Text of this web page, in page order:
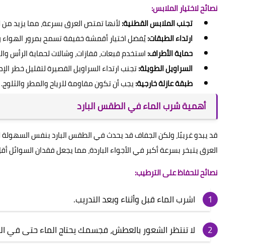
نصائح لاختيار الملابس:
تجنب الملابس القطنية:لأنها تمتص العرق بسرعة، مما يزيد
ارتداء الطبقات:يُفضل اختيار أقمشة خفيفة تسمح بمرور
حماية الأطراف:استخدم قبعات، قفازات، وشالات لحماية الرأس
السراويل الطويلة:تجنب ارتداء السراويل القصيرة لتقليل خطر
طبقة عازلة خارجية:يجب أن تكون مقاومة للرياح والمطر والثلوج.
أهمية شرب الماء في الطقس البارد
قد يبدو غريبًا، ولكن الجفاف قد يحدث في الطقس البارد بنفس
العرق يتبخر بسرعة أكبر في الأجواء الباردة، مما يجعل فقدان السوائل
نصائح للحفاظ على الترطيب:
اشرب الماء قبل وأثناء وبعد التدريب.
لا تنتظر الشعور بالعطش، فجسمك يحتاج الماء حتى في